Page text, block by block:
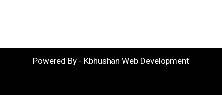
Powered By - Kbhushan Web Development